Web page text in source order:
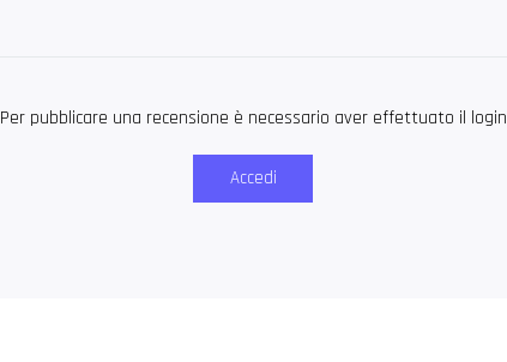
Per pubblicare una recensione è necessario aver effettuato il login
Accedi